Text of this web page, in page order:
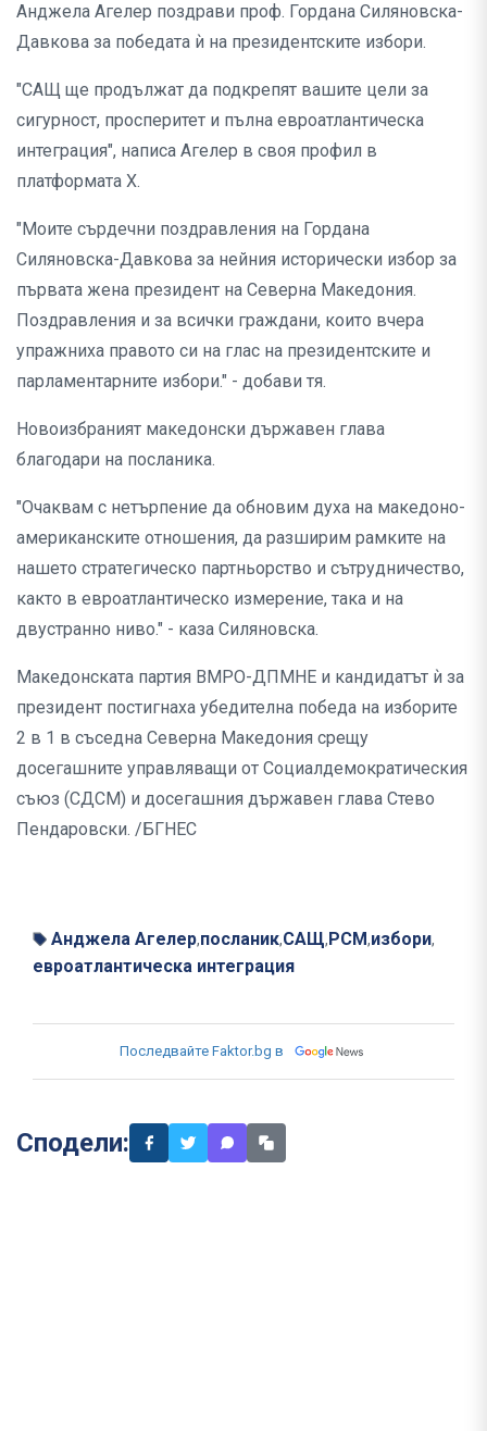
Анджела Агелер поздрави проф. Гордана Силяновска-
Давкова за победата ѝ на президентските избори.
"САЩ ще продължат да подкрепят вашите цели за
сигурност, просперитет и пълна евроатлантическа
интеграция", написа Агелер в своя профил в
платформата Х.
"Моите сърдечни поздравления на Гордана
Силяновска-Давкова за нейния исторически избор за
първата жена президент на Северна Македония.
Поздравления и за всички граждани, които вчера
упражниха правото си на глас на президентските и
парламентарните избори." - добави тя.
Новоизбраният македонски държавен глава
благодари на посланика.
"Очаквам с нетърпение да обновим духа на македоно-
американските отношения, да разширим рамките на
нашето стратегическо партньорство и сътрудничество,
както в евроатлантическо измерение, така и на
двустранно ниво." - каза Силяновска.
Македонската партия ВМРО-ДПМНЕ и кандидатът ѝ за
президент постигнаха убедителна победа на изборите
2 в 1 в съседна Северна Македония срещу
досегашните управляващи от Социалдемократическия
съюз (СДСМ) и досегашния държавен глава Стево
Пендаровски. /БГНЕС
Анджела Агелер,посланик,САЩ,РСМ,избори,
евроатлантическа интеграция
Последвайте Faktor.bg в
Сподели: